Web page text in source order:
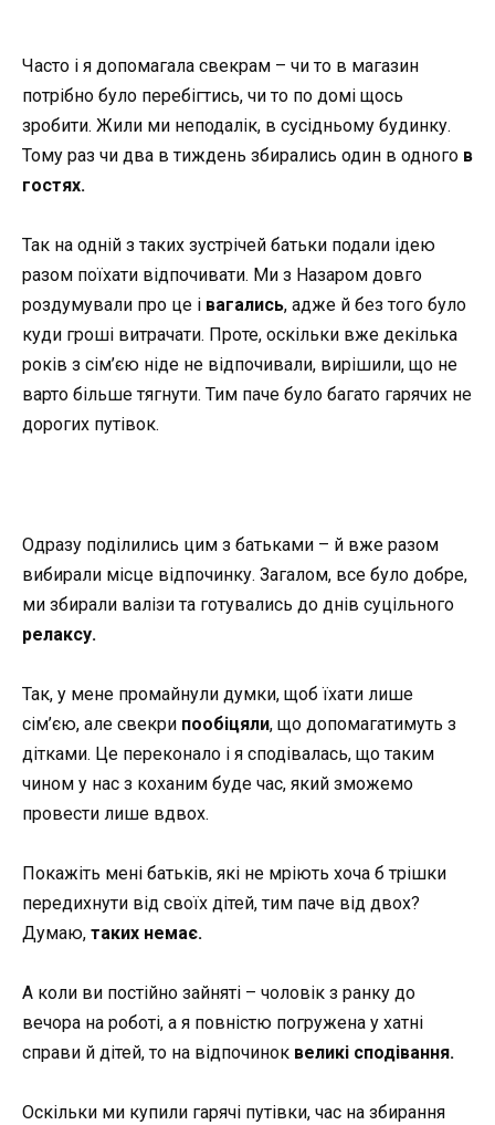
Часто і я допомагала свекрам – чи то в магазин
потрібно було перебігтись, чи то по домі щось
зробити. Жили ми неподалік, в сусідньому будинку.
Тому раз чи два в тиждень збирались один в одного в
гостях.
Так на одній з таких зустрічей батьки подали ідею
разом поїхати відпочивати. Ми з Назаром довго
роздумували про це і вагались, адже й без того було
куди гроші витрачати. Проте, оскільки вже декілька
років з сім’єю ніде не відпочивали, вирішили, що не
варто більше тягнути. Тим паче було багато гарячих не
дорогих путівок.
Одразу поділились цим з батьками – й вже разом
вибирали місце відпочинку. Загалом, все було добре,
ми збирали валізи та готувались до днів суцільного
релаксу.
Так, у мене промайнули думки, щоб їхати лише
сім’єю, але свекри пообіцяли, що допомагатимуть з
дітками. Це переконало і я сподівалась, що таким
чином у нас з коханим буде час, який зможемо
провести лише вдвох.
Покажіть мені батьків, які не мріють хоча б трішки
передихнути від своїх дітей, тим паче від двох?
Думаю, таких немає.
А коли ви постійно зайняті – чоловік з ранку до
вечора на роботі, а я повністю погружена у хатні
справи й дітей, то на відпочинок великі сподівання.
Оскільки ми купили гарячі путівки, час на збирання